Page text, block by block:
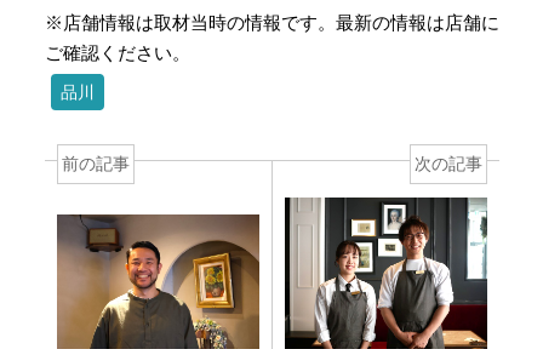
※店舗情報は取材当時の情報です。最新の情報は店舗に
ご確認ください。
品川
前の記事 次の記事